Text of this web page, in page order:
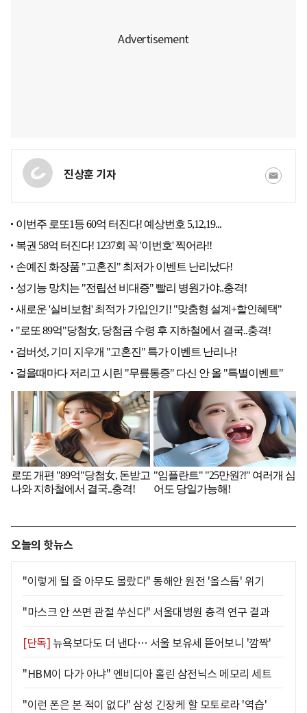
진상훈 기자
오늘의 핫뉴스
"이렇게 될 줄 아무도 몰랐다" 동해안 원전 '올스톱' 위기
"마스크 안 쓰면 관절 쑤신다" 서울대병원 충격 연구 결과
[단독] 뉴욕보다도 더 낸다… 서울 보유세 뜯어보니 '깜짝'
"HBM이 다가 아냐" 엔비디아 홀린 삼전닉스 메모리 세트
"이런 폰은 본 적이 없다" 삼성 긴장케 할 모토로라 '역습'